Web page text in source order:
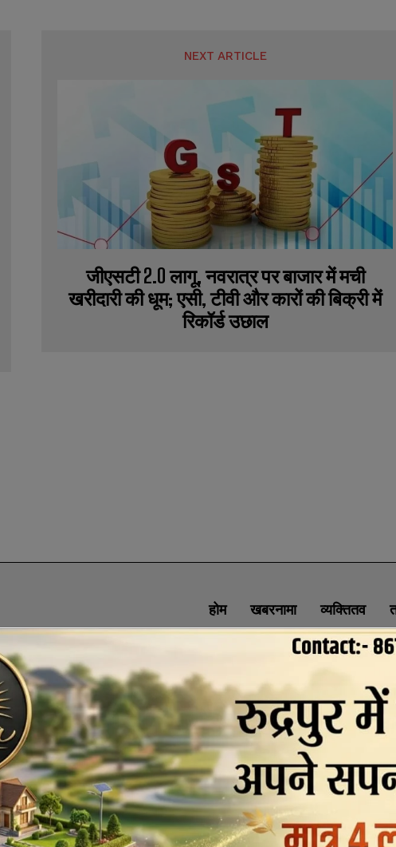
NEXT ARTICLE
जीएसटी 2.0 लागू, नवरात्र पर बाजार में मची
खरीदारी की धूम; एसी, टीवी और कारों की बिक्री में
रिकॉर्ड उछाल
होम खबरनामा व्यक्तितव
ABOUT
SOCIAL MEDIA